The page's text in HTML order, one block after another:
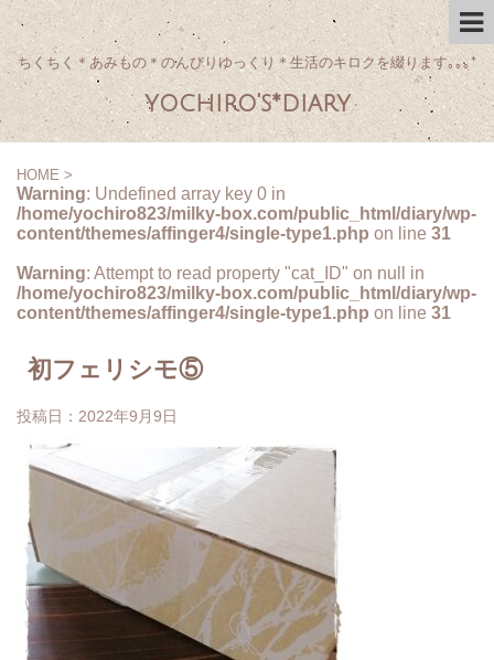
ちくちく＊あみもの＊のんびりゆっくり＊生活のキロクを綴ります｡｡｡*
yochiro's*diary
HOME >
Warning: Undefined array key 0 in
/home/yochiro823/milky-box.com/public_html/diary/wp-
content/themes/affinger4/single-type1.php on line 31
Warning: Attempt to read property "cat_ID" on null in
/home/yochiro823/milky-box.com/public_html/diary/wp-
content/themes/affinger4/single-type1.php on line 31
初フェリシモ⑤
投稿日： 2022年9月9日